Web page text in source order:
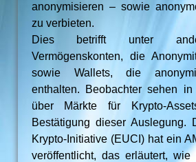
anonymisieren – sowie
zu verbieten.
Dies betrifft unter
Vermögenskonten, die
sowie Wallets, die
enthalten. Beobachter sehen in
über Märkte für Krypto-
Bestätigung dieser Auslegung.
Krypto-Initiative (EUCI) hat ein
veröffentlicht, das erläutert,